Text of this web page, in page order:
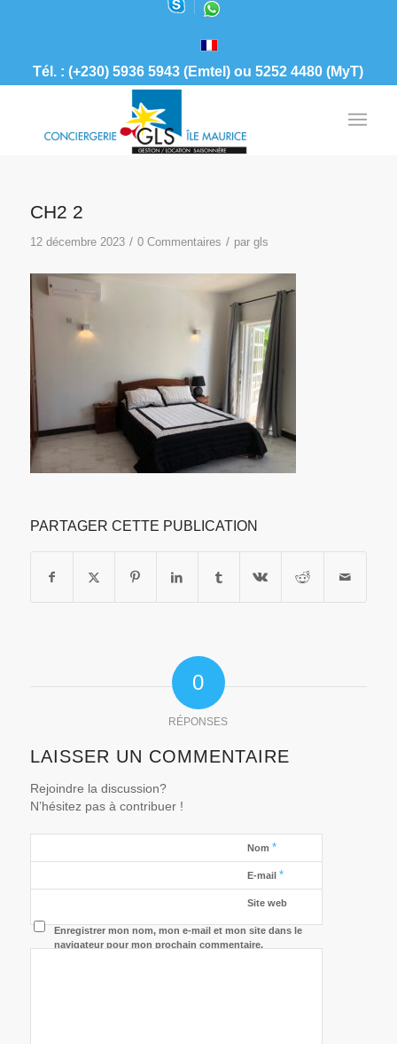
Tél. : (+230) 5936 5943 (Emtel) ou 5252 4480 (MyT)
CH2 2
12 décembre 2023 / 0 Commentaires / par gls
PARTAGER CETTE PUBLICATION
0
RÉPONSES
LAISSER UN COMMENTAIRE
Rejoindre la discussion?
N’hésitez pas à contribuer !
Nom *
E-mail *
Site web
Enregistrer mon nom, mon e-mail et mon site dans le
navigateur pour mon prochain commentaire.